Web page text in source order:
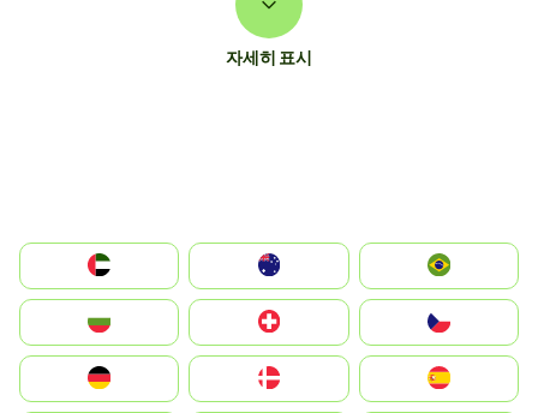
자세히 표시
الإمارات العربية المتحدة
Switzerland
Deutschland